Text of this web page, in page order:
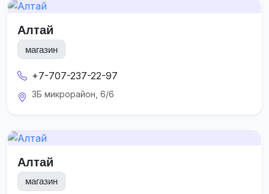
Алтай
магазин
+7-707-237-22-97
3Б микрорайон, 6/6
Алтай
магазин